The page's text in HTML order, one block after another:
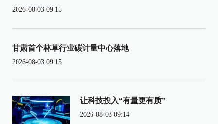
2026-08-03 09:15
甘肃首个林草行业碳计量中心落地
2026-08-03 09:15
让科技投入“有量更有质”
2026-08-03 09:14